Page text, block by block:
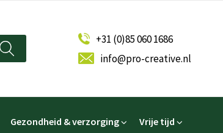
+31 (0)85 060 1686
info@pro-creative.nl
Gezondheid & verzorging Vrije tijd